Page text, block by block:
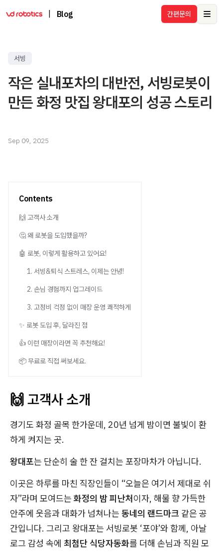
Blog 간편문의
서빙
작은 실내포차의 대반전, 서빙로봇이
만든 화정 맛집 왕대포의 성공 스토리
Sep 09, 2025
Contents
🙌 고객사 소개
🤔 왜 로봇을 도입했을까?
🤖 로봇, 이렇게 활용하고 있어요!
1. 서빙&퇴식 스트레스, 이제는 안녕!
2. 손님 경험까지 업그레이드
3. 고정비 걱정 없이 매장 운영 쾌적하게
✨ 로봇 도입 후, 달라진 점
👍 이런 매장이라면 꼭 추천해요!
📦 무료로 직접 써보세요.
🙌 고객사 소개
경기도 화정 골목 한가운데, 20년 넘게 밤이면 불빛이 환
하게 켜지는 곳.
왕대포는 단순히 술 한 잔 걸치는 포장마차가 아닙니다.
이곳은 하루를 마친 직장인들이 “오늘은 여기서 제대로 쉬
자”라며 모여드는 화정의 밤 피난처이자, 해물 향 가득한
안주에 웃음과 대화가 넘쳐나는 동네의 랜드마크 같은 공
간입니다. 그리고 왕대포는 서빙로봇 ‘포야’와 함께, 아날
로그 감성 속에 최첨단 식당자동화를 더해 손님과 직원 모